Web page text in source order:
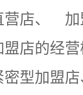
店、 加
的经营
型加盟